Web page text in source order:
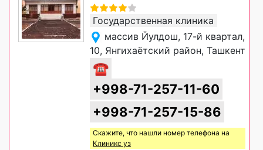
Государственная клиника
массив Йулдош, 17-й квартал,
10, Янгихаётский район, Ташкент
☎
+998-71-257-11-60
+998-71-257-15-86
Скажите, что нашли номер телефона на
Клиникс уз